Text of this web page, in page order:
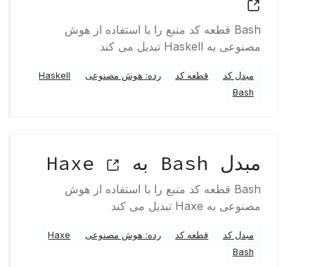
Bash قطعه کد منبع را با استفاده از هوش
مصنوعی به Haskell تبدیل می کند
مبدل کد قطعه کد رده: هوش مصنوعی
Haskell
Bash
مبدل Bash به Haxe
Bash قطعه کد منبع را با استفاده از هوش
مصنوعی به Haxe تبدیل می کند
مبدل کد قطعه کد رده: هوش مصنوعی
Haxe
Bash